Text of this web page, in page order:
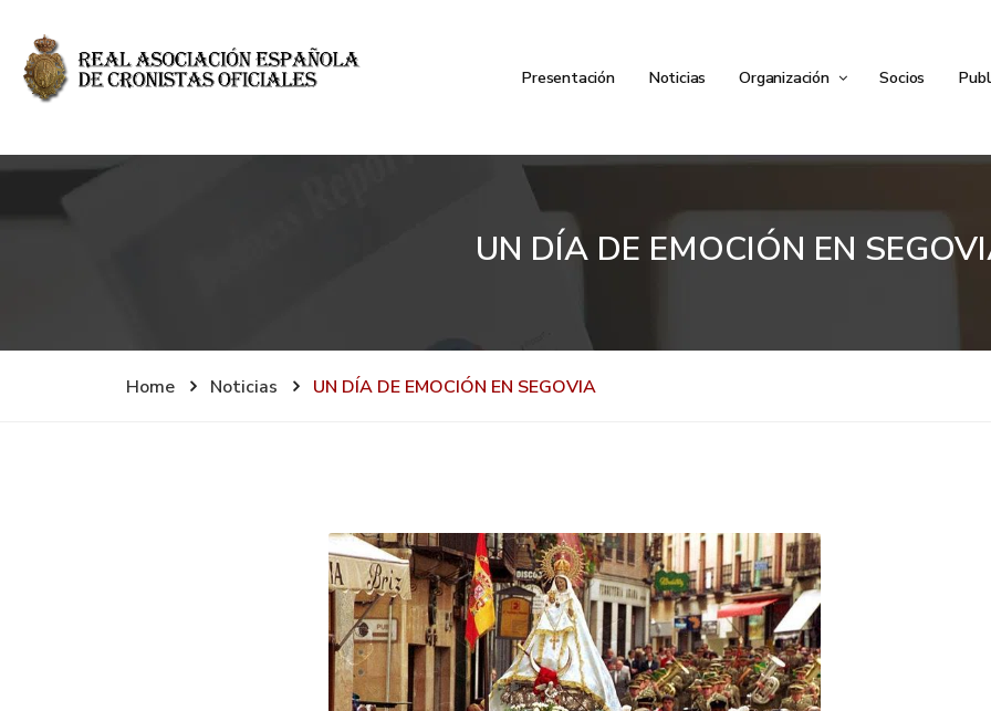
Presentación Noticias Organización Socios
UN DÍA DE EMOCIÓN EN
Home Noticias UN DÍA DE EMOCIÓN EN SEGOVIA